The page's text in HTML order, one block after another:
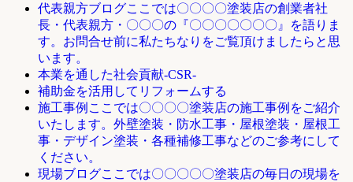
代表親方ブログここでは〇〇〇〇塗装店の創業者社
長・代表親方・〇〇〇の『〇〇〇〇〇〇〇』を語りま
す。お問合せ前に私たちなりをご覧頂けましたらと思
います。
本業を通した社会貢献-CSR-
補助金を活用してリフォームする
施工事例 ここでは〇〇〇〇塗装店の施工事例をご紹介
いたします。外壁塗装・防水工事・屋根塗装・屋根工
事・デザイン塗装・各種補修工事などのご参考にして
ください。
現場ブログここでは〇〇〇〇〇塗装店の毎日の現場を